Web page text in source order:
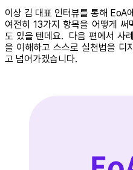
이상 김 대표 인터뷰를 통해 EoA
여전히 13가지 항목을 어떻게
도 있을 텐데요. 다음 편에서 사
을 이해하고 스스로 실천법을 디
고 넘어가겠습니다.